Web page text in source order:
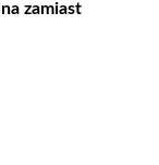
zamiast